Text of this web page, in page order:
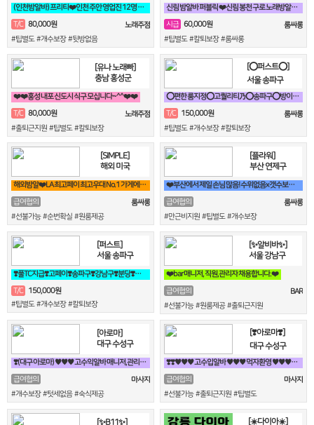
(인천밤알바) 프리티❤️인천 주안 영업진 12명 상주중 (24시간 영업)❤️
T/C 80,000원
노래주점
#팁별도 #개수보장 #뒷방없음
신림 밤알바 퍼블릭 ❤️신림 봉천 구로 노래방알바 구해요❤️
시급 60,000원
룸싸롱
#팁별도 #칼퇴보장 #룸싸롱
[유나 노래빠]
충남 홍성군
❤️❤️홍성 내포 신도시 식구 모십니다~^^❤️❤️
T/C 80,000원
노래주점
#출퇴근지원 #팁별도 #칼퇴보장
[⭕퍼스트⭕]
서울 송파구
⭕편한 룸지정⭕고퀄리티乃⭕송파구⭕방이동⭕잠실⭕석촌동⭕강남구⭕서초구⭕논현동
T/C 150,000원
룸싸롱
#팁별도 #개수보장 #칼퇴보장
[SIMPLE]
해외 미국
해외밤알❤️LA 최고페이 최고우대 No.1 가게에서 직원 모집합니다❤️
급여협의
룸싸롱
#선불가능 #순번확실 #원룸제공
[플라워]
부산 연제구
❤️부산에서 제일 손님 많음! 수위없음x갯수보장,텃세x홀복자유❤️
급여협의
룸싸롱
#만근비지원 #팁별도 #개수보장
[퍼스트]
서울 송파구
❣️풀TC지급❣️고페이❣️송파구❣️강남구❣️분당❣️가락동❣️역삼동❣️논현
T/C
150,000원
#팁별도 #개수보장 #칼퇴보장
[✨알비바✨]
서울 강남구
❤️bar 매니저, 직원,관리자 채용합니다.❤️
급여협의
BAR
#선불가능 #원룸제공 #출퇴근지원
[아로마]
대구 수성구
❣️(대구 아로마) ♥♥♥ 고수익알바 매니저,관리사 급구 ♥♥♥❣️
급여협의
마사지
#개수보장 #텃세없음 #숙식제공
[❣️아로마❣️]
대구 수성구
❣️❣️♥♥♥ 고수입알바 ♥♥♥ 먹자환영 ♥♥♥♥♥❣️❣️
급여협의
마사지
#선불가능 #출퇴근지원 #팁별도
[✨B11✨] [☀️다이아☀️]